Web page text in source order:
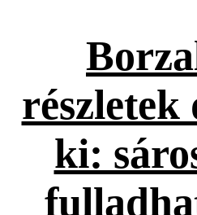
ki: